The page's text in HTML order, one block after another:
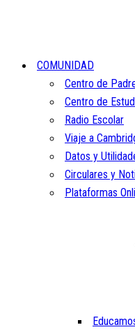
COMUNIDAD
Centro de
Centro de
Radio Escolar
Viaje a
Datos y
Circulares y
Plataformas